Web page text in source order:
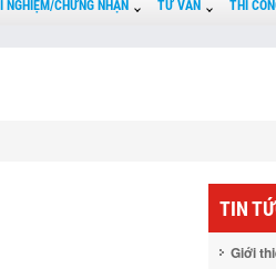
NGHIỆM/CHỨNG NHẬN TƯ VẤN THI
TIN
Giới